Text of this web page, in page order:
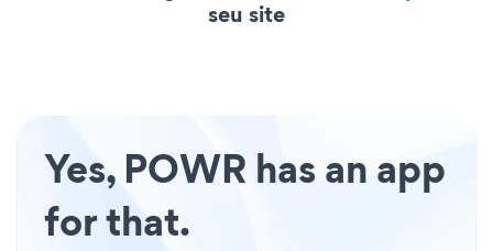
seu site
Yes, POWR has an app
for that.